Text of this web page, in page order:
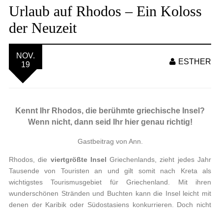
Urlaub auf Rhodos – Ein Koloss
der Neuzeit
NOV.
19
ESTHER
Kennt Ihr Rhodos, die berühmte griechische Insel?
Wenn nicht, dann seid Ihr hier genau richtig!
Gastbeitrag von Ann.
Rhodos, die viertgrößte Insel Griechenlands, zieht jedes Jahr
Tausende von Touristen an und gilt somit nach Kreta als
wichtigstes Tourismusgebiet für Griechenland. Mit ihren
wunderschönen Stränden und Buchten kann die Insel leicht mit
denen der Karibik oder Südostasiens konkurrieren. Doch nicht